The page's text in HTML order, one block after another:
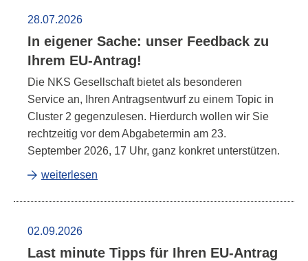
28.07.2026
In eigener Sache: unser Feedback zu
Ihrem EU-Antrag!
Die NKS Gesellschaft bietet als besonderen
Service an, Ihren Antragsentwurf zu einem Topic in
Cluster 2 gegenzulesen. Hierdurch wollen wir Sie
rechtzeitig vor dem Abgabetermin am 23.
September 2026, 17 Uhr, ganz konkret unterstützen.
weiterlesen
02.09.2026
Last minute Tipps für Ihren EU-Antrag